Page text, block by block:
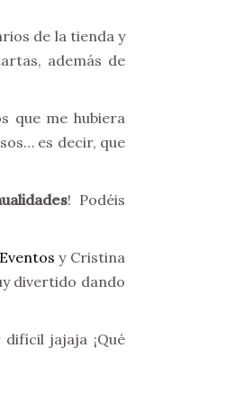
de la tienda y
además de
que me hubiera
es decir, que
! Podéis
y Cristina
divertido dando
jajaja ¡Qué